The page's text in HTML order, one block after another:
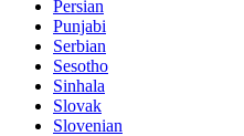
Persian
Punjabi
Serbian
Sesotho
Sinhala
Slovak
Slovenian